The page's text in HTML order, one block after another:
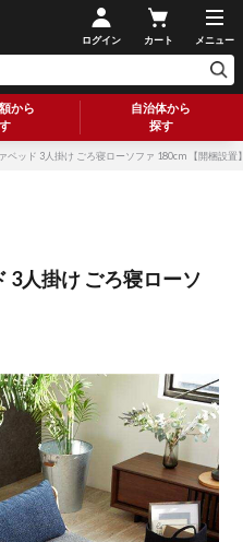
ログイン カート メニュー
から
自治体から
探す
ベッド 3人掛け ごろ寝ローソファ 180cm 【開梱設置
3人掛け ごろ寝ローソ